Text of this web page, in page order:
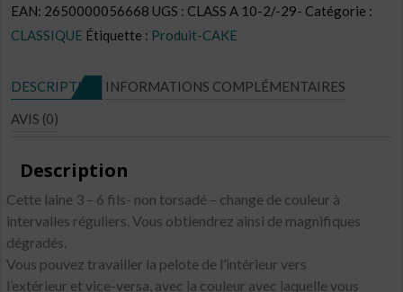
EAN: 2650000056668 UGS : CLASS A 10-2/-29- Catégorie :
CLASSIQUE Étiquette : Produit-CAKE
DESCRIPTION
INFORMATIONS COMPLÉMENTAIRES
AVIS (0)
Description
Cette laine 3 – 6 fils- non torsadé – change de couleur à
intervalles réguliers. Vous obtiendrez ainsi de magnifiques
dégradés.
Vous pouvez travailler la pelote de l’intérieur vers
l’extérieur et vice-versa, avec la couleur avec laquelle vous